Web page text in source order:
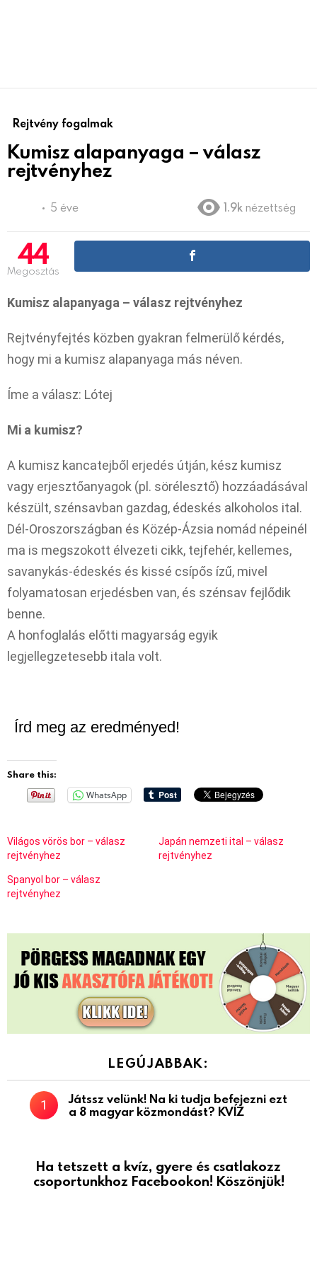
Rejtvény fogalmak
Kumisz alapanyaga – válasz
rejtvényhez
5 éve 1.9k nézettség
44
Megosztás
Kumisz alapanyaga – válasz rejtvényhez
Rejtvényfejtés közben gyakran felmerülő kérdés,
hogy mi a kumisz alapanyaga más néven.
Íme a válasz: Lótej
Mi a kumisz?
A kumisz kancatejből erjedés útján, kész kumisz
vagy erjesztőanyagok (pl. sörélesztő) hozzáadásával
készült, szénsavban gazdag, édeskés alkoholos ital.
Dél-Oroszországban és Közép-Ázsia nomád népeinél
ma is megszokott élvezeti cikk, tejfehér, kellemes,
savanykás-édeskés és kissé csípős ízű, mivel
folyamatosan erjedésben van, és szénsav fejlődik
benne.
A honfoglalás előtti magyarság egyik
legjellegzetesebb itala volt.
Írd meg az eredményed!
Share this:
WhatsApp
Világos vörös bor – válasz
rejtvényhez
Japán nemzeti ital – válasz
rejtvényhez
Spanyol bor – válasz
rejtvényhez
LEGÚJABBAK:
Játssz velünk! Na ki tudja befejezni ezt
a 8 magyar közmondást? KVÍZ
Ha tetszett a kvíz, gyere és csatlakozz
csoportunkhoz Facebookon! Köszönjük!